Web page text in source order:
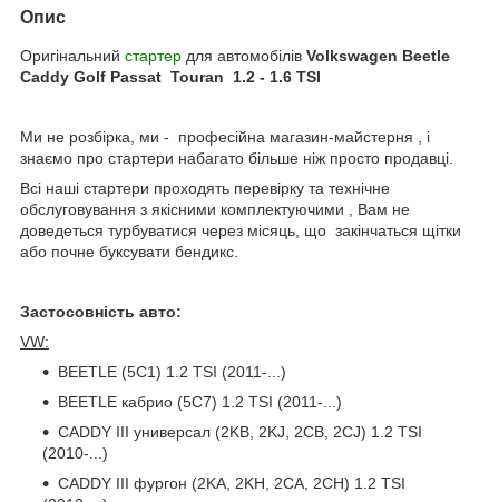
Опис
Оригінальний стартер для автомобілів Volkswagen Beetle
Caddy Golf Passat Touran 1.2 - 1.6 TSI
Ми не розбірка, ми - професійна магазин-майстерня , і
знаємо про стартери набагато більше ніж просто продавці.
Всі наші стартери проходять перевірку та технічне
обслуговування з якісними комплектуючими , Вам не
доведеться турбуватися через місяць, що закінчаться щітки
або почне буксувати бендикс.
Застосовність авто:
VW:
BEETLE (5C1) 1.2 TSI (2011-...)
BEETLE кабрио (5C7) 1.2 TSI (2011-...)
CADDY III универсал (2KB, 2KJ, 2CB, 2CJ) 1.2 TSI
(2010-...)
CADDY III фургон (2KA, 2KH, 2CA, 2CH) 1.2 TSI